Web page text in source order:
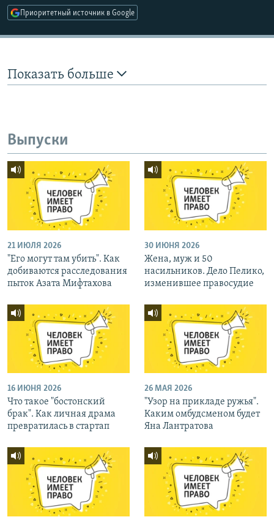
Приоритетный источник в Google
Показать больше
Выпуски
21 ИЮЛЯ 2026
"Его могут там убить". Как
добиваются расследования
пыток Азата Мифтахова
30 ИЮНЯ 2026
Жена, муж и 50
насильников. Дело Пелико,
изменившее правосудие
16 ИЮНЯ 2026
Что такое "бостонский
брак". Как личная драма
превратилась в стартап
26 МАЯ 2026
"Узор на прикладе ружья".
Каким омбудсменом будет
Яна Лантратова